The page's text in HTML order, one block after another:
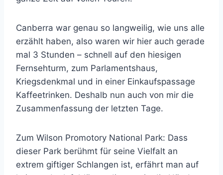
Canberra war genau so langweilig, wie uns alle
erzählt haben, also waren wir hier auch gerade
mal 3 Stunden – schnell auf den hiesigen
Fernsehturm, zum Parlamentshaus,
Kriegsdenkmal und in einer Einkaufspassage
Kaffeetrinken. Deshalb nun auch von mir die
Zusammenfassung der letzten Tage.
Zum Wilson Promotory National Park: Dass
dieser Park berühmt für seine Vielfalt an
extrem giftiger Schlangen ist, erfährt man auf